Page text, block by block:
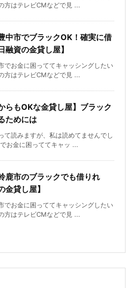
方はテレビCMなどで見 ...
中市でブラックOK！確実に借
融資の金貸し屋】
でお金に困っててキャッシングしたい
方はテレビCMなどで見 ...
らもOKな金貸し屋】ブラック
ためには
て読みますが、私は読めてませんでし
お金に困っててキャッ ...
鹿市のブラックでも借りれ
金貸し屋】
でお金に困っててキャッシングしたい
方はテレビCMなどで見 ...